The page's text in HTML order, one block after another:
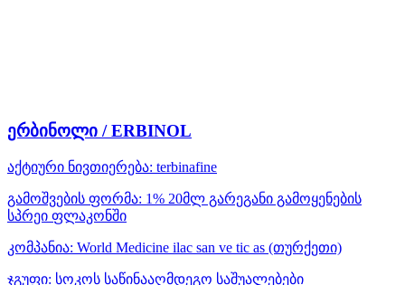
ერბინოლი / ERBINOL
აქტიური ნივთიერება: terbinafine
გამოშვების ფორმა: 1% 20მლ გარეგანი გამოყენების
სპრეი ფლაკონში
კომპანია: World Medicine ilac san ve tic as (თურქეთი)
ჯგუფი: სოკოს საწინააღმდეგო საშუალებები